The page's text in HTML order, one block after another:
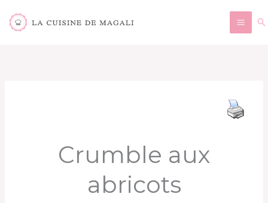
au
Crumble aux
abricots